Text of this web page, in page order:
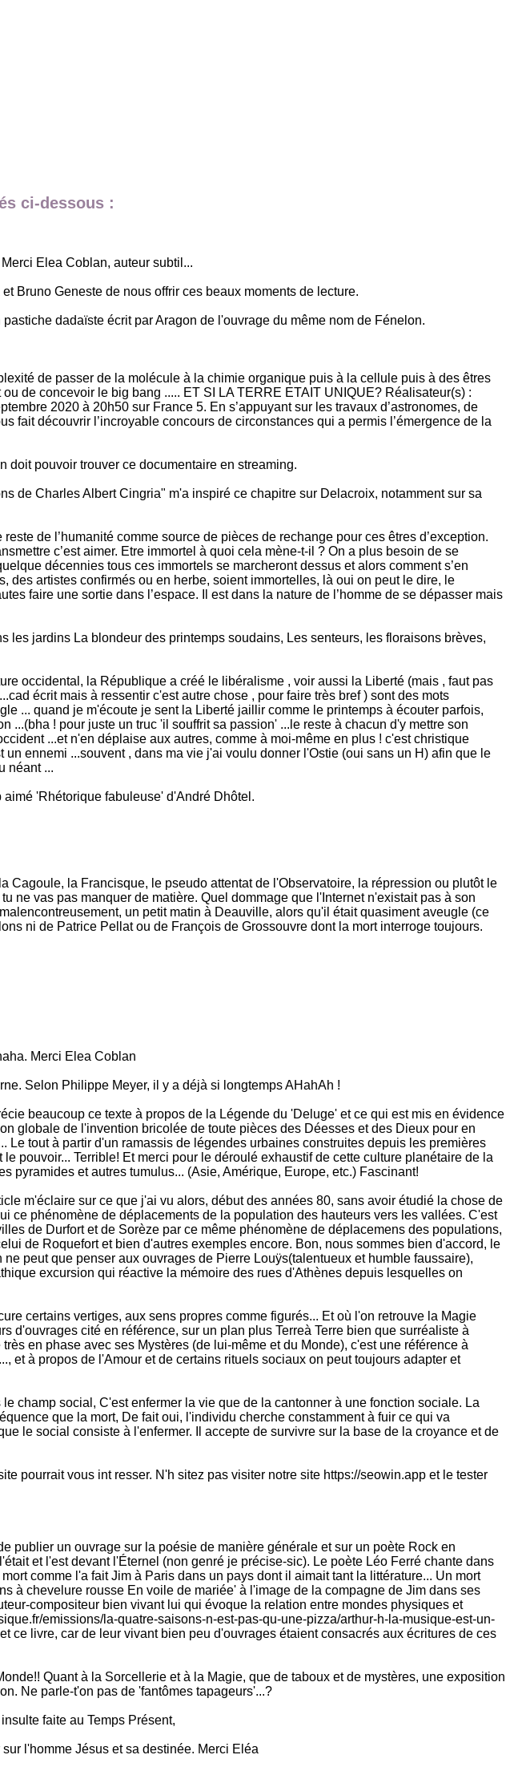
ci-dessous :
Elea Coblan, auteur subtil...
Bruno Geneste de nous offrir ces beaux moments de lecture.
dadaïste écrit par Aragon de l'ouvrage du même nom de Fénelon.
de passer de la molécule à la chimie organique puis à la cellule puis à des êtres
de concevoir le big bang ..... ET SI LA TERRE ETAIT UNIQUE? Réalisateur(s) :
2020 à 20h50 sur France 5. En s’appuyant sur les travaux d’astronomes, de
découvrir l’incroyable concours de circonstances qui a permis l’émergence de la
doit pouvoir trouver ce documentaire en streaming.
de Charles Albert Cingria" m'a inspiré ce chapitre sur Delacroix, notamment sur sa
de l’humanité comme source de pièces de rechange pour ces êtres d’exception.
c’est aimer. Etre immortel à quoi cela mène-t-il ? On a plus besoin de se
décennies tous ces immortels se marcheront dessus et alors comment s’en
artistes confirmés ou en herbe, soient immortelles, là oui on peut le dire, le
faire une sortie dans l’espace. Il est dans la nature de l’homme de se dépasser mais
jardins La blondeur des printemps soudains, Les senteurs, les floraisons brèves,
occidental, la République a créé le libéralisme , voir aussi la Liberté (mais , faut pas
écrit mais à ressentir c'est autre chose , pour faire très bref ) sont des mots
... quand je m'écoute je sent la Liberté jaillir comme le printemps à écouter parfois,
! pour juste un truc 'il souffrit sa passion' ...le reste à chacun d'y mettre son
...et n'en déplaise aux autres, comme à moi-même en plus ! c'est christique
ennemi ...souvent , dans ma vie j'ai voulu donner l'Ostie (oui sans un H) afin que le
néant ...
'Rhétorique fabuleuse' d'André Dhôtel.
la Francisque, le pseudo attentat de l'Observatoire, la répression ou plutôt le
ne vas pas manquer de matière. Quel dommage que l'Internet n'existait pas à son
un petit matin à Deauville, alors qu'il était quasiment aveugle (ce
ni de Patrice Pellat ou de François de Grossouvre dont la mort interroge toujours.
Merci Elea Coblan
Selon Philippe Meyer, il y a déjà si longtemps AHahAh !
beaucoup ce texte à propos de la Légende du 'Deluge' et ce qui est mis en évidence
globale de l'invention bricolée de toute pièces des Déesses et des Dieux pour en
tout à partir d'un ramassis de légendes urbaines construites depuis les premières
pouvoir... Terrible! Et merci pour le déroulé exhaustif de cette culture planétaire de la
pyramides et autres tumulus... (Asie, Amérique, Europe, etc.) Fascinant!
m'éclaire sur ce que j'ai vu alors, début des années 80, sans avoir étudié la chose de
ce phénomène de déplacements de la population des hauteurs vers les vallées. C'est
de Durfort et de Sorèze par ce même phénomène de déplacemens des populations,
de Roquefort et bien d'autres exemples encore. Bon, nous sommes bien d'accord, le
peut que penser aux ouvrages de Pierre Louÿs(talentueux et humble faussaire),
excursion qui réactive la mémoire des rues d'Athènes depuis lesquelles on
certains vertiges, aux sens propres comme figurés... Et où l'on retrouve la Magie
cité en référence, sur un plan plus Terreà Terre bien que surréaliste à
en phase avec ses Mystères (de lui-même et du Monde), c'est une référence à
et à propos de l'Amour et de certains rituels sociaux on peut toujours adapter et
champ social, C'est enfermer la vie que de la cantonner à une fonction sociale. La
que la mort, De fait oui, l'individu cherche constamment à fuir ce qui va
le social consiste à l'enfermer. Il accepte de survivre sur la base de la croyance et de
pourrait vous int resser. N'h sitez pas visiter notre site https://seowin.app et le tester
publier un ouvrage sur la poésie de manière générale et sur un poète Rock en
et l'est devant l'Éternel (non genré je précise-sic). Le poète Léo Ferré chante dans
comme l'a fait Jim à Paris dans un pays dont il aimait tant la littérature... Un mort
à chevelure rousse En voile de mariée' à l'image de la compagne de Jim dans ses
compositeur bien vivant lui qui évoque la relation entre mondes physiques et
emissions/la-quatre-saisons-n-est-pas-qu-une-pizza/arthur-h-la-musique-est-un-
ce livre, car de leur vivant bien peu d'ouvrages étaient consacrés aux écritures de ces
Quant à la Sorcellerie et à la Magie, que de taboux et de mystères, une exposition
Ne parle-t'on pas de 'fantômes tapageurs'...?
faite au Temps Présent,
l'homme Jésus et sa destinée. Merci Eléa